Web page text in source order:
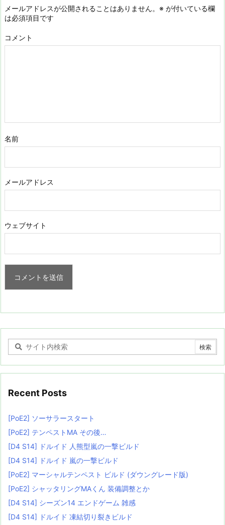
メールアドレスが公開されることはありません。 ※ が付いている欄
は必須項目です
コメント
名前
メールアドレス
ウェブサイト
Recent Posts
[PoE2] ソーサラースタート
[PoE2] テンペストMA その後…
[D4 S14] ドルイド 人熊型嵐の一撃ビルド
[D4 S14] ドルイド 嵐の一撃ビルド
[PoE2] マーシャルテンペスト ビルド (ダウングレード版)
[PoE2] シャッタリングMAくん 装備調整とか
[D4 S14] シーズン14 エンドゲーム 雑感
[D4 S14] ドルイド 凍結切り裂きビルド